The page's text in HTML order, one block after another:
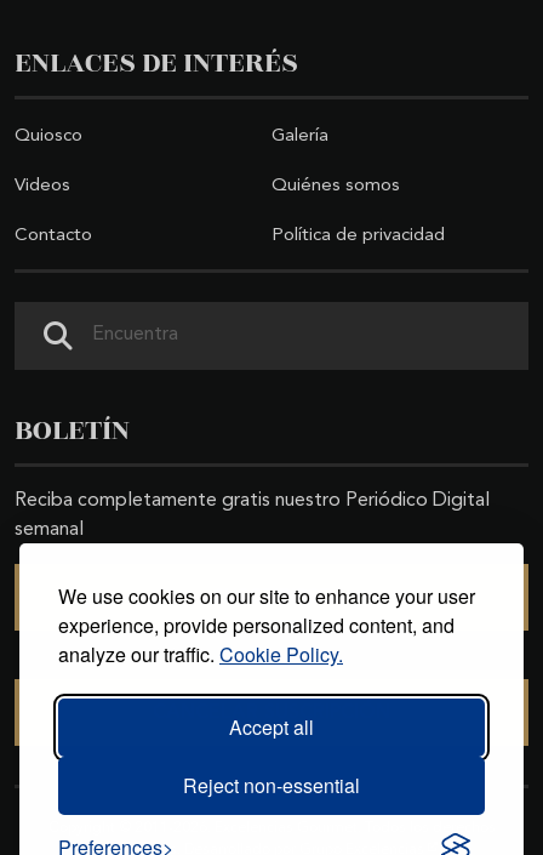
We use cookies on our site to enhance your user
experience, provide personalized content, and
analyze our traffic. Cookie Policy.
Accept all
Reject non-essential
Preferences
ENLACES DE INTERÉS
Quiosco Galería
Videos Quiénes somos
Contacto Política de privacidad
BOLETÍN
Reciba completamente gratis nuestro Periódico Digital
semanal
SUSCRIBIRSE
reservados. Desarrollado por